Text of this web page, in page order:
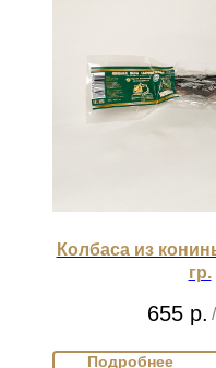
Колбаса из
гр.
655 р. /
Подробнее